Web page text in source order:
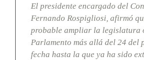
El presidente encargado del
Fernando Rospigliosi, afirmó
probable ampliar la legislatura
Parlamento más allá del 24 del
fecha hasta la que ya ha sido